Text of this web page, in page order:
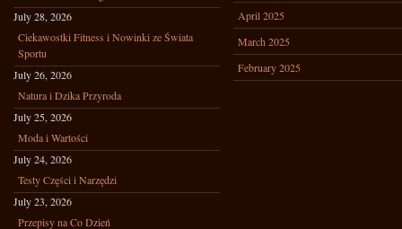
July 28, 2026
Ciekawostki Fitness i Nowinki ze Świata
Sportu
July 26, 2026
Natura i Dzika Przyroda
July 25, 2026
Moda i Wartości
July 24, 2026
Testy Części i Narzędzi
July 23, 2026
Przepisy na Co Dzień
April 2025
March 2025
February 2025